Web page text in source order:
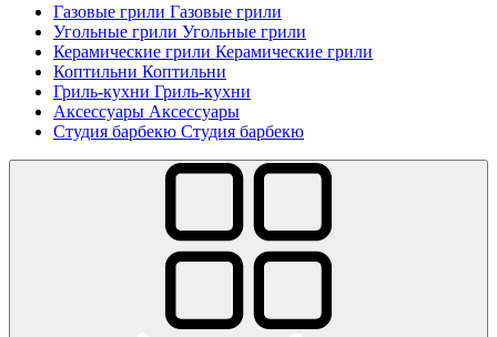
Газовые грили Газовые грили
Угольные грили Угольные грили
Керамические грили Керамические грили
Коптильни Коптильни
Гриль-кухни Гриль-кухни
Аксессуары Аксессуары
Студия барбекю Студия барбекю